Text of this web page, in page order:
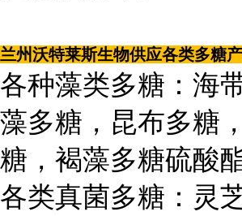
兰州沃特莱斯生物供应各类多糖产
各种藻类多糖：海
藻多糖，昆布多糖
糖，褐藻多糖硫酸酯
各类真菌多糖：灵